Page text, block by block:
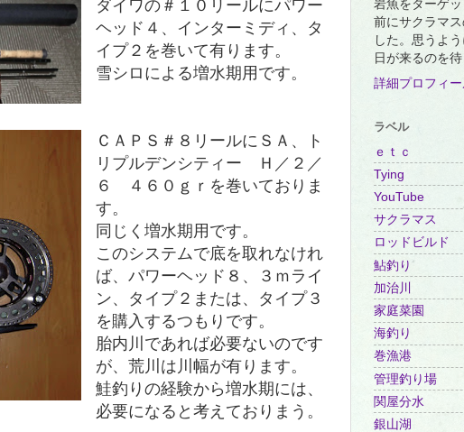
ダイワの＃１０リールにパワー
ヘッド４、インターミディ、タ
イプ２を巻いて有ります。
雪シロによる増水期用です。
ＣＡＰＳ＃８リールに ＳＡ、ト
リプルデンシティー Ｈ／２／
６ ４６０ｇｒを巻いておりま
す。
同じく増水期用です。
このシステムで底を取れなけれ
ば、パワーヘッド８、３ｍライ
ン、タイプ２または、タイプ３
を購入するつもりです。
胎内川であれば必要ないのです
が、荒川は川幅が有ります。
鮭釣りの経験から増水期には、
必要になると考えておりまう。
岩魚をターゲ
前にサクラマ
した。思うよ
日が来るのを待
詳細プロフィ
ラベル
ｅｔｃ
Tying
YouTube
サクラマス
ロッドビルド
鮎釣り
加治川
家庭菜園
海釣り
巻漁港
管理釣り場
関屋分水
銀山湖